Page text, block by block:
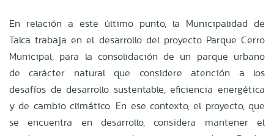
En relación a este último punto, la Municipalidad de
Talca trabaja en el desarrollo del proyecto Parque Cerro
Municipal, para la consolidación de un parque urbano
de carácter natural que considere atención a los
desafíos de desarrollo sustentable, eficiencia energética
y de cambio climático. En ese contexto, el proyecto, que
se encuentra en desarrollo, considera mantener el